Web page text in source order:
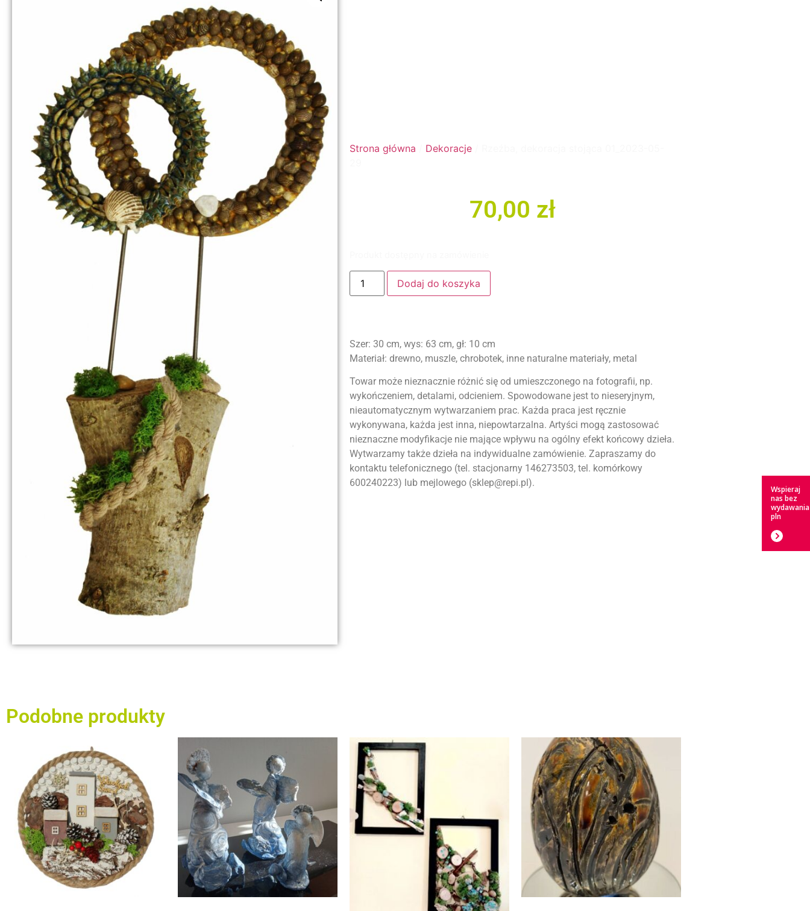
Strona główna Dekoracje
70,00 zł
Dodaj do koszyka
Szer: 30 cm, wys: 63 cm, gł: 10 cm
Materiał: drewno, muszle, chrobotek, inne naturalne materiały, metal
Towar może nieznacznie różnić się od umieszczonego na fotografii, np.
wykończeniem, detalami, odcieniem. Spowodowane jest to nieseryjnym,
nieautomatycznym wytwarzaniem prac. Każda praca jest ręcznie
wykonywana, każda jest inna, niepowtarzalna. Artyści mogą zastosować
nieznaczne modyfikacje nie mające wpływu na ogólny efekt końcowy dzieła.
Wytwarzamy także dzieła na indywidualne zamówienie. Zapraszamy do
kontaktu telefonicznego (tel. stacjonarny 146273503, tel. komórkowy
600240223) lub mejlowego (sklep@repi.pl).
Podobne produkty
Wspieraj
nas bez
wydawania
pln